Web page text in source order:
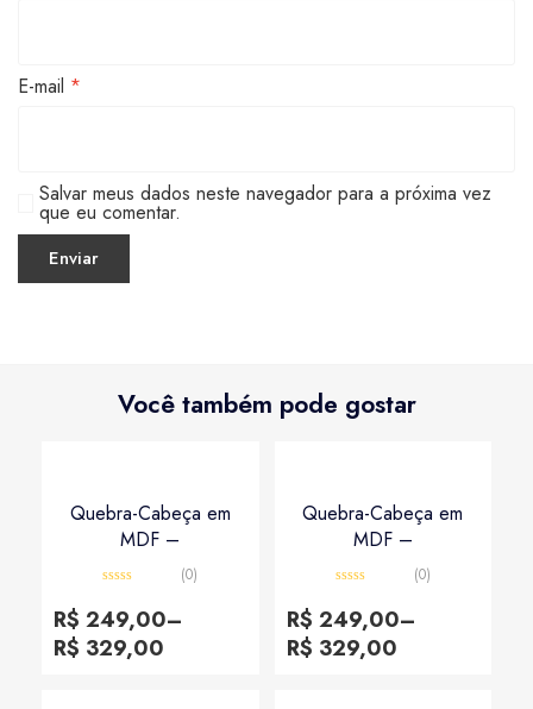
E-mail *
Salvar meus dados neste navegador para a próxima vez
que eu comentar.
Você também pode gostar
Quebra-Cabeça em
MDF –
0
de
5
(0)
R$ 249,00–
R$ 329,00
Quebra-Cabeça em
MDF –
0
de
5
(0)
R$ 249,00–
R$ 329,00